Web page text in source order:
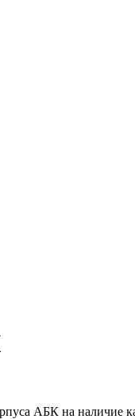
АБК на наличие